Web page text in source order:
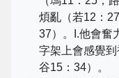
煩亂（若12：
37）。I.他會奮
字架上會感覺
谷15：34）。